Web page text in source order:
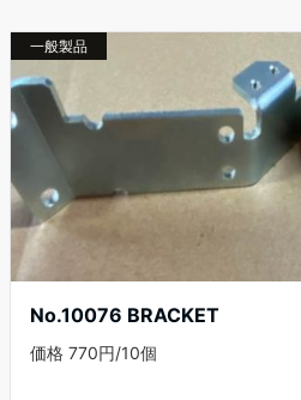
一般製品
No.10076 BRACKET
価格 770円/10個